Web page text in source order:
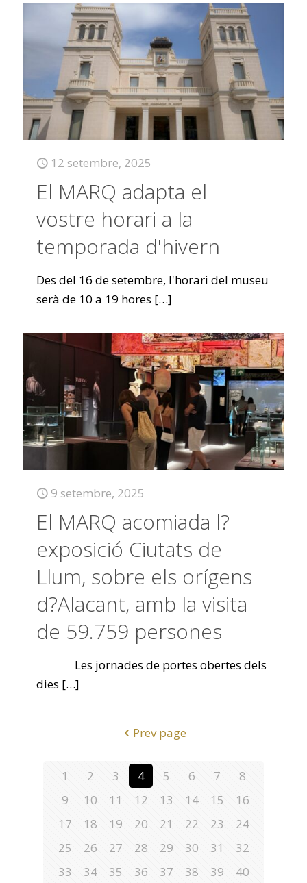
12 setembre, 2025
El MARQ adapta el
vostre horari a la
temporada d'hivern
Des del 16 de setembre, l'horari del museu
serà de 10 a 19 hores […]
9 setembre, 2025
El MARQ acomiada l?
exposició Ciutats de
Llum, sobre els orígens
d?Alacant, amb la visita
de 59.759 persones
Les jornades de portes obertes dels
dies […]
Prev page
1 2 3 4 5 6 7
8
9
10 11 12 13 14 15
16
17
18 19 20 21 22 23
24
25
26 27 28 29 30 31
32
33
34 35 36 37 38 39
40